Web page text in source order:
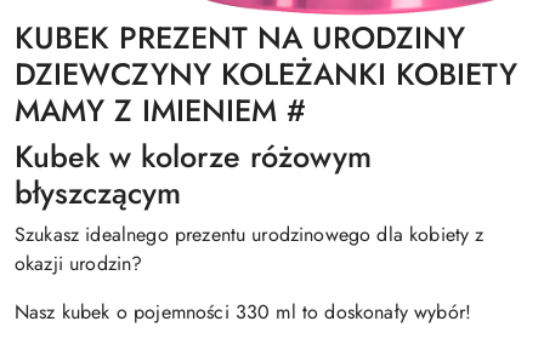
KUBEK PREZENT NA URODZINY
DZIEWCZYNY KOLEŻANKI KOBIETY
MAMY Z IMIENIEM #
Kubek w kolorze różowym
błyszczącym
Szukasz idealnego prezentu urodzinowego dla kobiety z
okazji urodzin?
Nasz kubek o pojemności 330 ml to doskonały wybór!